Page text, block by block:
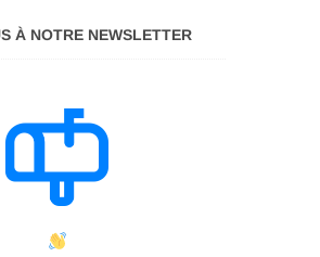
À NOTRE NEWSLETTER